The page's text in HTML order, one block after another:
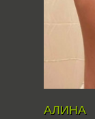
АЛИНА